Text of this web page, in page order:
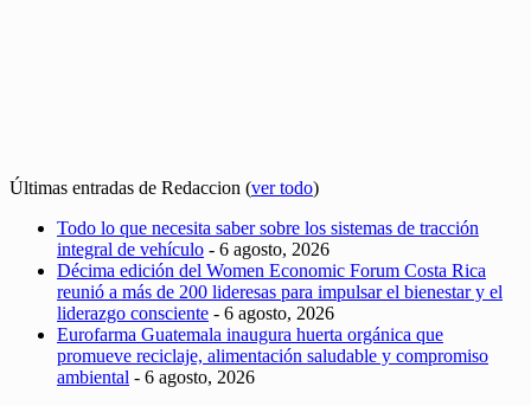
Últimas entradas de Redaccion (ver todo)
Todo lo que necesita saber sobre los sistemas de tracción
integral de vehículo - 6 agosto, 2026
Décima edición del Women Economic Forum Costa Rica
reunió a más de 200 lideresas para impulsar el bienestar y el
liderazgo consciente - 6 agosto, 2026
Eurofarma Guatemala inaugura huerta orgánica que
promueve reciclaje, alimentación saludable y compromiso
ambiental - 6 agosto, 2026